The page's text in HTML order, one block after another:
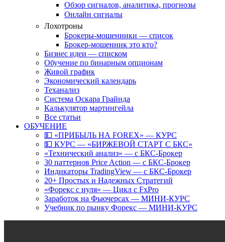
Обзор сигналов, аналитика, прогнозы
Онлайн сигналы
Лохотроны
Брокеры-мошенники — список
Брокер-мошенник это кто?
Бизнес идеи — списком
Обучение по бинарным опционам
Живой график
Экономический календарь
Теханализ
Система Оскара Грайнда
Калькулятор мартингейла
Все статьи
ОБУЧЕНИЕ
💵 «ПРИБЫЛЬ НА FOREX» — КУРС
💵 КУРС — «БИРЖЕВОЙ СТАРТ С БКС»
«Технический анализ» — с БКС-Брокер
30 паттернов Price Action — с БКС-Брокер
Индикаторы TradingView — с БКС-Брокер
20+ Простых и Надежных Стратегий
«Форекс с нуля» — Цикл с FxPro
Заработок на Фьючерсах — МИНИ-КУРС
Учебник по рынку Форекс — МИНИ-КУРС